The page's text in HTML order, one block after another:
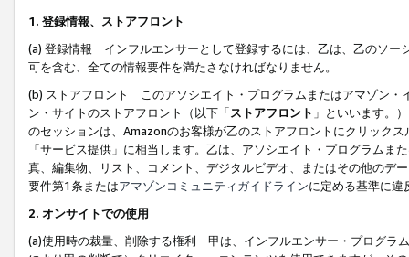
1. 登録情報、ストアフロント
(a) 登録情報 インフルエンサーとして登録するには、乙は、乙のソー
可を含む、全ての情報要件を満たさなければなりません。
(b) ストアフロント このアソシエイト・プログラムまたはアマゾン・
ン・サイトのストアフロント（以下「ストアフロント 」といいます。
のセッションは、Amazonのお客様が乙のストアフロントにクリック
「サービス提供」に相当します。乙は、アソシエイト・プログラム
真、編集物、リスト、コメント、デジタルビデオ、またはその他のデ
要件第1条またはアマゾンコミュニティガイドラインに定める基準に違
2. オンサイトでの使用
(a)使用時の裁量、削除する権利 甲は、インフルエンサー・プログラ